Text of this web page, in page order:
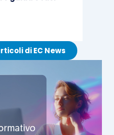
di EC News